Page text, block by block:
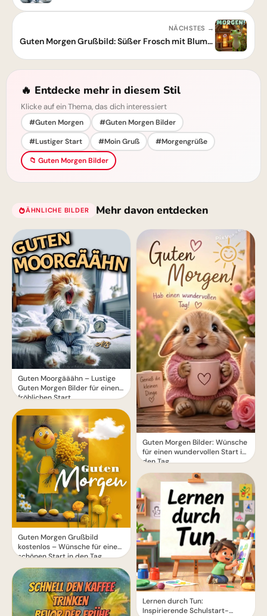
NÄCHSTES →
Guten Morgen Grußbild: Süßer Frosch mit Blume für einen schönen Tag
🔥 Entdecke mehr in diesem Stil
Klicke auf ein Thema, das dich interessiert
#Guten Morgen
#Guten Morgen Bilder
#Lustiger Start
#Moin Gruß
#Morgengrüße
📁 Guten Morgen Bilder
ÄHNLICHE BILDER Mehr davon entdecken
Guten Moorgääähn – Lustige
Guten Morgen Bilder für einen
fröhlichen Start
Guten Morgen Grußbild
kostenlos – Wünsche für einen
schönen Start in den Tag
Guten Morgen Bilder: Wünsche
für einen wundervollen Start in
den Tag
Lernen durch Tun:
Inspirierende Schulstart-